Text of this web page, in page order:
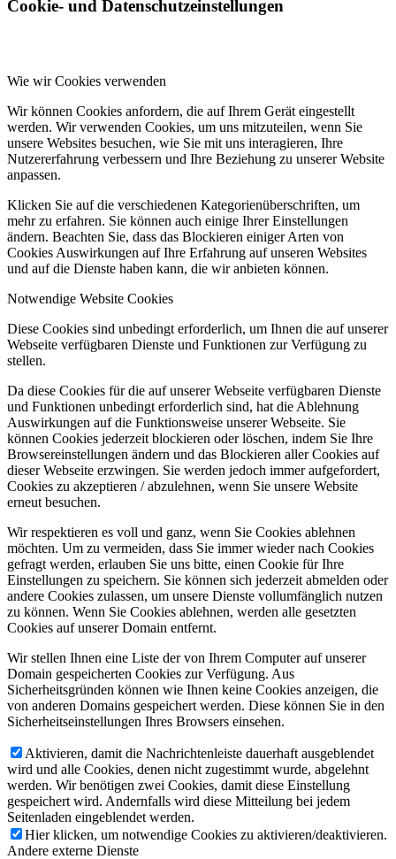
Cookie- und Datenschutzeinstellungen
Wie wir Cookies verwenden
Wir können Cookies anfordern, die auf Ihrem Gerät eingestellt
werden. Wir verwenden Cookies, um uns mitzuteilen, wenn Sie
unsere Websites besuchen, wie Sie mit uns interagieren, Ihre
Nutzererfahrung verbessern und Ihre Beziehung zu unserer Website
anpassen.
Klicken Sie auf die verschiedenen Kategorienüberschriften, um
mehr zu erfahren. Sie können auch einige Ihrer Einstellungen
ändern. Beachten Sie, dass das Blockieren einiger Arten von
Cookies Auswirkungen auf Ihre Erfahrung auf unseren Websites
und auf die Dienste haben kann, die wir anbieten können.
Notwendige Website Cookies
Diese Cookies sind unbedingt erforderlich, um Ihnen die auf unserer
Webseite verfügbaren Dienste und Funktionen zur Verfügung zu
stellen.
Da diese Cookies für die auf unserer Webseite verfügbaren Dienste
und Funktionen unbedingt erforderlich sind, hat die Ablehnung
Auswirkungen auf die Funktionsweise unserer Webseite. Sie
können Cookies jederzeit blockieren oder löschen, indem Sie Ihre
Browsereinstellungen ändern und das Blockieren aller Cookies auf
dieser Webseite erzwingen. Sie werden jedoch immer aufgefordert,
Cookies zu akzeptieren / abzulehnen, wenn Sie unsere Website
erneut besuchen.
Wir respektieren es voll und ganz, wenn Sie Cookies ablehnen
möchten. Um zu vermeiden, dass Sie immer wieder nach Cookies
gefragt werden, erlauben Sie uns bitte, einen Cookie für Ihre
Einstellungen zu speichern. Sie können sich jederzeit abmelden oder
andere Cookies zulassen, um unsere Dienste vollumfänglich nutzen
zu können. Wenn Sie Cookies ablehnen, werden alle gesetzten
Cookies auf unserer Domain entfernt.
Wir stellen Ihnen eine Liste der von Ihrem Computer auf unserer
Domain gespeicherten Cookies zur Verfügung. Aus
Sicherheitsgründen können wie Ihnen keine Cookies anzeigen, die
von anderen Domains gespeichert werden. Diese können Sie in den
Sicherheitseinstellungen Ihres Browsers einsehen.
Aktivieren, damit die Nachrichtenleiste dauerhaft ausgeblendet
wird und alle Cookies, denen nicht zugestimmt wurde, abgelehnt
werden. Wir benötigen zwei Cookies, damit diese Einstellung
gespeichert wird. Andernfalls wird diese Mitteilung bei jedem
Seitenladen eingeblendet werden.
Hier klicken, um notwendige Cookies zu aktivieren/deaktivieren.
Andere externe Dienste